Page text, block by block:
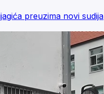
preuzima novi sudija